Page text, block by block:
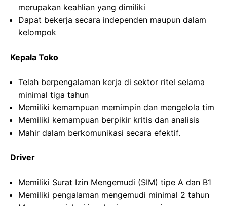
merupakan keahlian yang dimiliki
Dapat bekerja secara independen maupun dalam
kelompok
Kepala Toko
Telah berpengalaman kerja di sektor ritel selama
minimal tiga tahun
Memiliki kemampuan memimpin dan mengelola tim
Memiliki kemampuan berpikir kritis dan analisis
Mahir dalam berkomunikasi secara efektif.
Driver
Memiliki Surat Izin Mengemudi (SIM) tipe A dan B1
Memiliki pengalaman mengemudi minimal 2 tahun